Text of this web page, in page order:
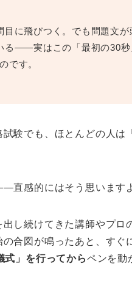
目に飛びつく。でも問題文
る――実はこの「最初の30秒
です。
験でも、ほとんどの人は
直感的にはそう思います
し続けてきた講師やプロ
の合図が鳴ったあと、すぐ
式」を行ってからペンを動